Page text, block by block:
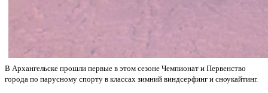
В Архангельске прошли первые в этом сезоне Чемпионат и Первенство
города по парусному спорту в классах зимний виндсерфинг и сноукайтинг.